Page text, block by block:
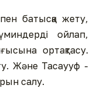
батысқа жету,
ойлап,
ортақтасу.
Және Тасаууф -
салу.